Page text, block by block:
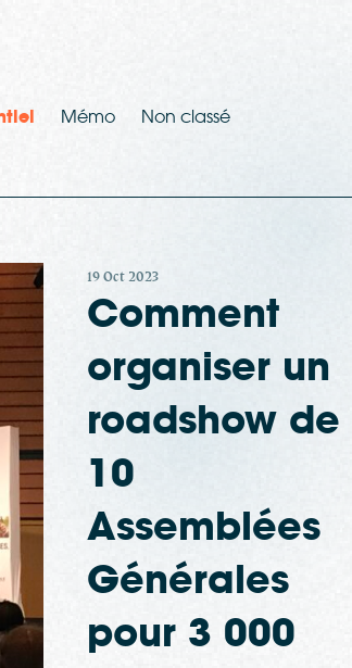
Mémo
Non classé
19 Oct 2023
Comment
organiser un
roadshow de
10
Assemblées
Générales
pour 3 000